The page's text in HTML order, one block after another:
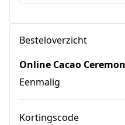
Besteloverzicht
Online Cacao
Eenmalig
Kortingscode